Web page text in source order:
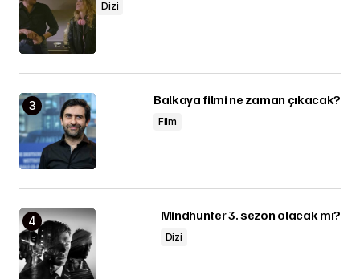
Dizi
Balkaya filmi ne zaman çıkacak?
Film
Mindhunter 3. sezon olacak mı?
Dizi